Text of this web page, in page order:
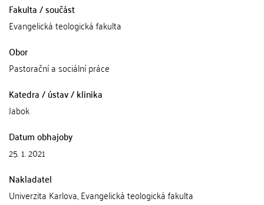
Fakulta / součást
Evangelická teologická fakulta
Obor
Pastorační a sociální práce
Katedra / ústav / klinika
Jabok
Datum obhajoby
25. 1. 2021
Nakladatel
Univerzita Karlova, Evangelická teologická fakulta